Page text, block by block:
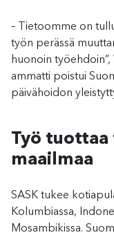
– Tietoomme on
työn perässä
huonoin työehdoin”,
ammatti poistui
päivähoidon
Työ
maailmaa
SASK tukee
Kolumbiassa,
Mosambikissa.